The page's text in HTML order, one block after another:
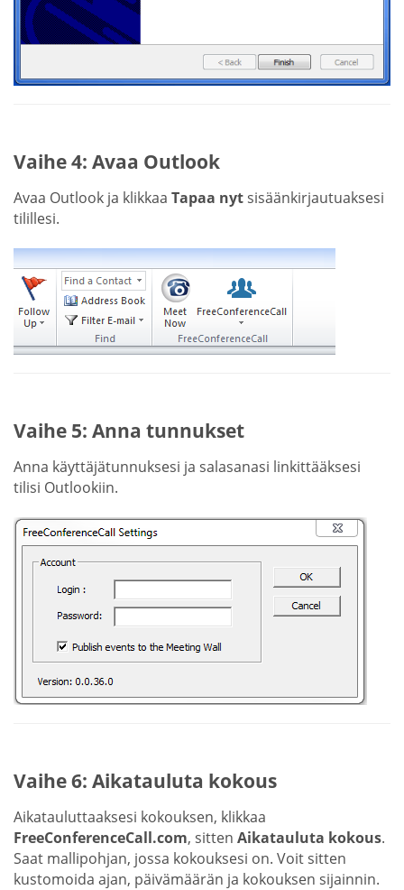
Vaihe 4: Avaa Outlook
Avaa Outlook ja klikkaa Tapaa nytsisäänkirjautuaksesi
tilillesi.
Vaihe 5: Anna tunnukset
Anna käyttäjätunnuksesi ja salasanasi linkittääksesi
tilisi Outlookiin.
Vaihe 6: Aikatauluta kokous
Aikatauluttaaksesi kokouksen, klikkaa
FreeConferenceCall.com, sitten Aikatauluta kokous.
Saat mallipohjan, jossa kokouksesi on. Voit sitten
kustomoida ajan, päivämäärän ja kokouksen sijainnin.